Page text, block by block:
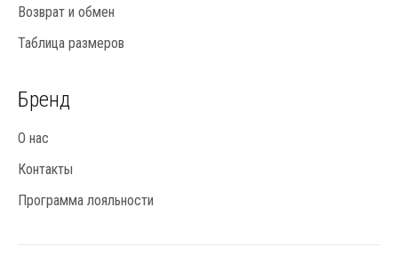
Возврат и обмен
Таблица размеров
Бренд
О нас
Контакты
Программа лояльности